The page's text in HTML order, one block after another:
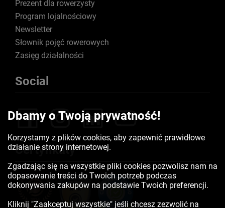
Prezent dla rowerzysty
Program lojalnościowy
Newsletter
Słownik pojęć rowerowych
Zasięg działalności
Social
Certyfikaty
Dbamy o Twoją prywatność!
Korzystamy z plików cookies, aby zapewnić prawidłowe
działanie strony internetowej.
Zgadzając się na wszystkie pliki cookies pozwolisz nam na
dopasowanie treści do Twoich potrzeb podczas
dokonywania zakupów na podstawie Twoich preferencji.
Kliknij "Zaakceptuj wszystkie" jeśli chcesz zezwolić na